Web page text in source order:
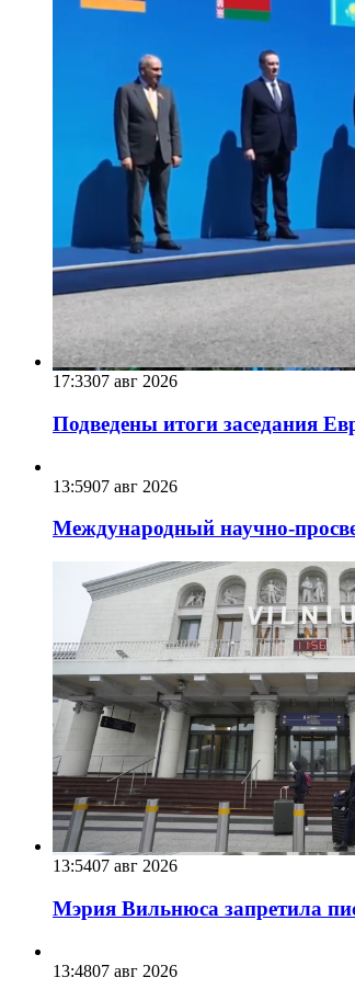
17:3307 авг 2026
Подведены итоги заседания
13:5907 авг 2026
Международный научно-
13:5407 авг 2026
Мэрия Вильнюса запретила
13:4807 авг 2026